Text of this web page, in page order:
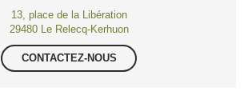
13, place de la Libération
29480 Le Relecq-Kerhuon
CONTACTEZ-NOUS